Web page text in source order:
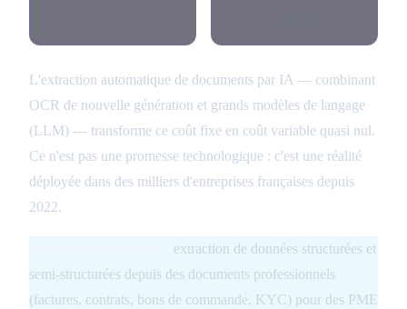
L'extraction automatique de documents par IA — combinant
OCR de nouvelle génération et grands modèles de langage
(LLM) — transforme ce coût fixe en coût variable quasi nul.
Ce n'est pas une promesse technologique : c'est une réalité
déployée dans des milliers d'entreprises françaises depuis
2022.
extraction de données structurées et
semi-structurées depuis des documents professionnels
(factures, contrats, bons de commande, KYC) pour des PME